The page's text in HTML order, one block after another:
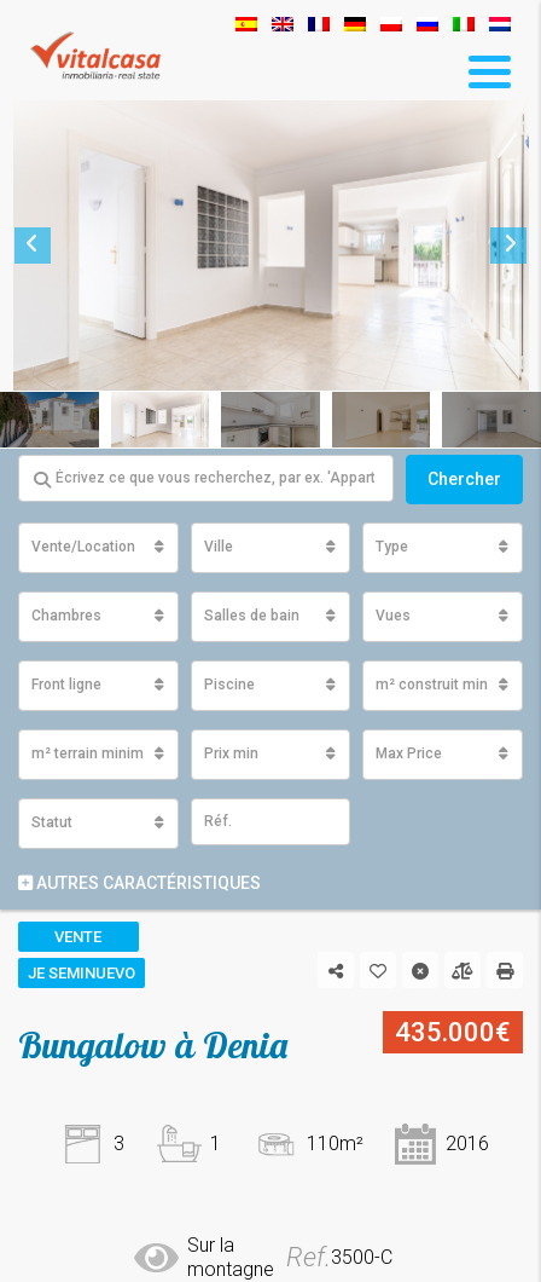
Chercher
Vente/Location Ville Type
Chambres Salles de bain Vues
Front ligne Piscine m² construit minimum
m² terrain minimum Prix ​​min Max Price
Statut
AUTRES CARACTÉRISTIQUES
VENTE
JE SEMINUEVO
435.000€
Bungalow à Denia
3 1 110m² 2016
Sur la
montagne
Ref. 3500-C